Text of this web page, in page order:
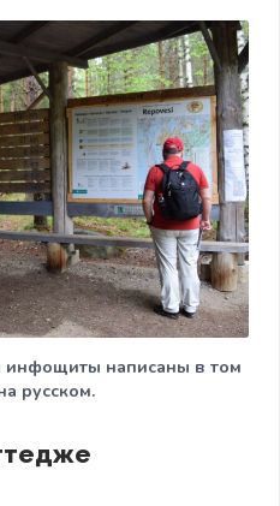
инфощиты написаны в том
русском.